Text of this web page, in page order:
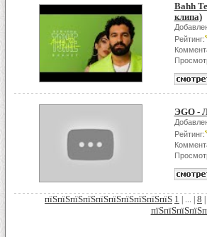
Bahh
клипа)
Рейтинг:
ЭGO -
Рейтинг:
пїЅпїЅпїЅпїЅпїЅпїЅпїЅпїЅпїЅпїЅ 1 | ... | 8